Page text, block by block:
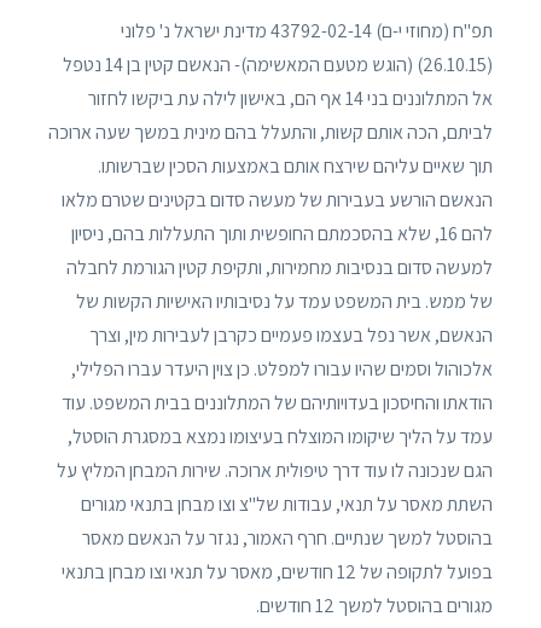
תפ"ח (מחוזי י-ם) 43792-02-14 מדינת ישראל נ' פלוני
(26.10.15) (הוגש מטעם המאשימה)- הנאשם קטין בן 14 נטפל
אל המתלוננים בני 14 אף הם, באישון לילה עת ביקשו לחזור
לביתם, הכה אותם קשות, והתעלל בהם מינית במשך שעה ארוכה
תוך שאיים עליהם שירצח אותם באמצעות הסכין שברשותו.
הנאשם הורשע בעבירות של מעשה סדום בקטינים שטרם מלאו
להם 16, שלא בהסכמתם החופשית ותוך התעללות בהם, ניסיון
למעשה סדום בנסיבות מחמירות, ותקיפת קטין הגורמת לחבלה
של ממש. בית המשפט עמד על נסיבותיו האישיות הקשות של
הנאשם, אשר נפל בעצמו פעמיים כקרבן לעבירות מין, וצרך
אלכוהול וסמים שהיו עבורו למפלט. כן צוין היעדר עברו הפלילי,
הודאתו והחיסכון בעדויותיהם של המתלוננים בבית המשפט. עוד
עמד על הליך שיקומו המוצלח בעיצומו נמצא במסגרת הוסטל,
הגם שנכונה לו עוד דרך טיפולית ארוכה. שירות המבחן המליץ על
השתת מאסר על תנאי, עבודות של"צ וצו מבחן בתנאי מגורים
בהוסטל למשך שנתיים. חרף האמור, נגזר על הנאשם מאסר
בפועל לתקופה של 12 חודשים, מאסר על תנאי וצו מבחן בתנאי
מגורים בהוסטל למשך 12 חודשים.